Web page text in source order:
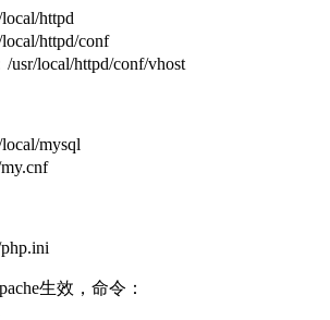
httpd
httpd/conf
local/httpd/conf/vhost
mysql
生效，命令：